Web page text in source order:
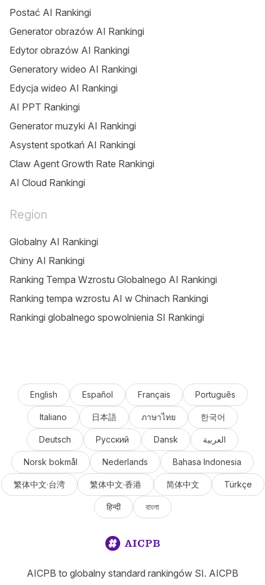
Postać AI Rankingi
Generator obrazów AI Rankingi
Edytor obrazów AI Rankingi
Generatory wideo AI Rankingi
Edycja wideo AI Rankingi
AI PPT Rankingi
Generator muzyki AI Rankingi
Asystent spotkań AI Rankingi
Claw Agent Growth Rate Rankingi
AI Cloud Rankingi
Region
Globalny AI Rankingi
Chiny AI Rankingi
Ranking Tempa Wzrostu Globalnego AI Rankingi
Ranking tempa wzrostu AI w Chinach Rankingi
Rankingi globalnego spowolnienia SI Rankingi
English Español Français Português
Italiano 日本語 ภาษาไทย 한국어
Deutsch Русский Dansk العربية
Norsk bokmål Nederlands Bahasa Indonesia
繁体中文·台湾 繁体中文·香港 简体中文 Türkçe
हिन्दी বাংলা
AICPB to globalny standard rankingów SI. AICPB